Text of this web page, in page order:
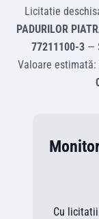
Licitatie
PADURILOR
77211100-3—
Valoare estimată:
Cu